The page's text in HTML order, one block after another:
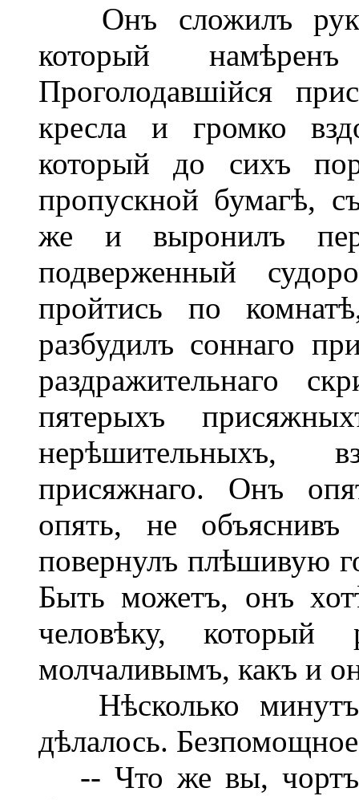
Онъ сложилъ руки
который
Проголодавшійся
кресла и громко
который до сихъ
пропускной бумагѣ,
же и выронилъ
подверженный
пройтись по
разбудилъ соннаго
раздражительнаго
пятерыхъ
нерѣшительныхъ,
присяжнаго. Онъ
опять, не
повернулъ плѣшивую
Быть можетъ, онъ
человѣку,
молчаливымъ, какъ и
Нѣсколько минутъ
дѣлалось.
-- Что же вы, чортъ